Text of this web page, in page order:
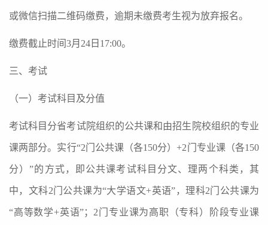
或微信扫描二维码缴费，逾期未缴费考生视为放弃报名。
缴费截止时间 3月 24 日 17:00。
三、考试
（一）考试科目及分值
考试科目分省考试院组织的公共课和由招生院校组织的专业
课两部分。实行“2门公共课（各150分）+2门专业课（各150
分）”的方式，即公共课考试科目分文、理两个科类，其
中，文科2门公共课为“大学语文+英语”，理科2门公共课为
“高等数学+英语”； 2门专业课为高职（专科）阶段专业课